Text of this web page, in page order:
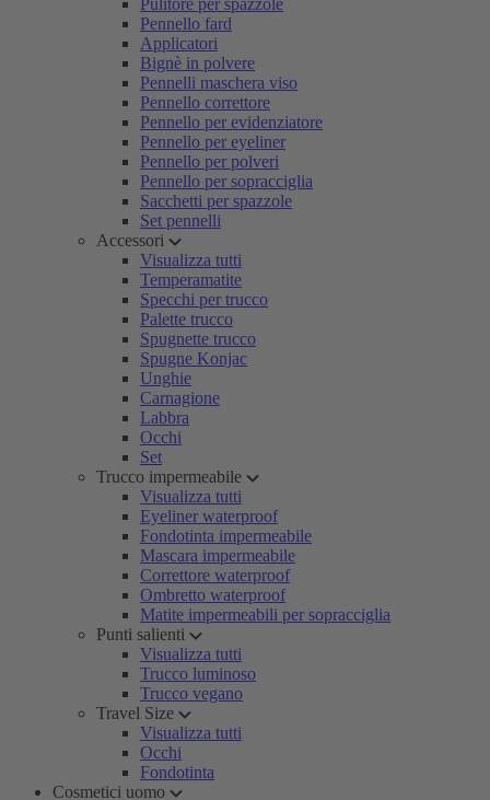
Pulitore per spazzole
Pennello fard
Applicatori
Bignè in polvere
Pennelli maschera viso
Pennello correttore
Pennello per evidenziatore
Pennello per eyeliner
Pennello per polveri
Pennello per sopracciglia
Sacchetti per spazzole
Set pennelli
Accessori
Visualizza tutti
Temperamatite
Specchi per trucco
Palette trucco
Spugnette trucco
Spugne Konjac
Unghie
Carnagione
Labbra
Occhi
Set
Trucco impermeabile
Visualizza tutti
Eyeliner waterproof
Fondotinta impermeabile
Mascara impermeabile
Correttore waterproof
Ombretto waterproof
Matite impermeabili per sopracciglia
Punti salienti
Visualizza tutti
Trucco luminoso
Trucco vegano
Travel Size
Visualizza tutti
Occhi
Fondotinta
Cosmetici uomo